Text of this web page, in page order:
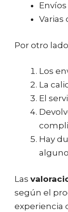
Varias
Por otro
Los
La
El
Hay
Las
según el
experiencia